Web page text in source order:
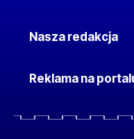
Nasza redakcja
Reklama na